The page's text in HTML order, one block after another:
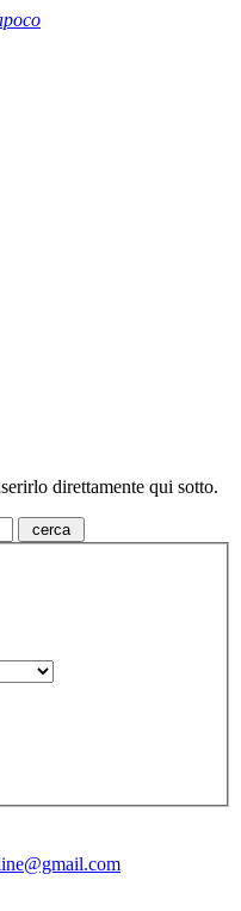
direttamente qui sotto.